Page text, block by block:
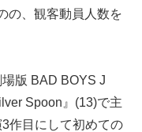
の、観客動員人数を
場版 BAD BOYS J
Spoon』(13)で主
作目にして初めての